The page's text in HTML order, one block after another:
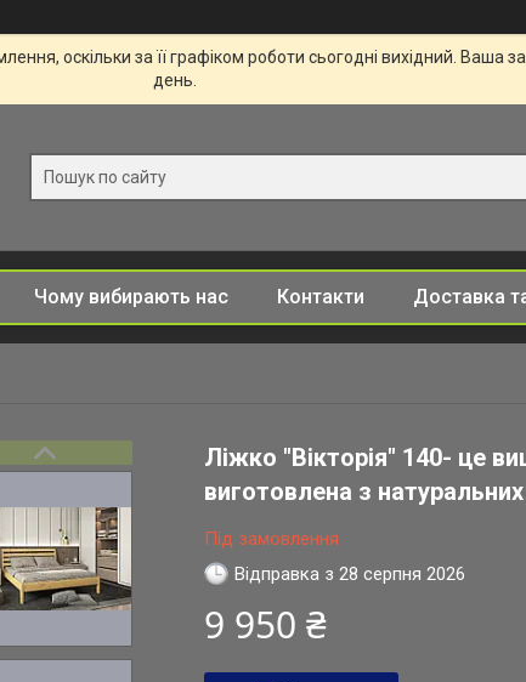
оскільки за її графіком роботи сьогодні вихідний. Ваша
день.
Чому вибирають нас Контакти Доставка
Ліжко "Вікторія" 140- це
виготовлена з натуральних
Під замовлення
Відправка з 28 серпня 2026
9 950 ₴